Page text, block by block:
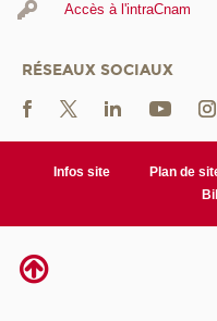
Accès à l'intraCnam
RÉSEAUX SOCIAUX
Infos site Plan de